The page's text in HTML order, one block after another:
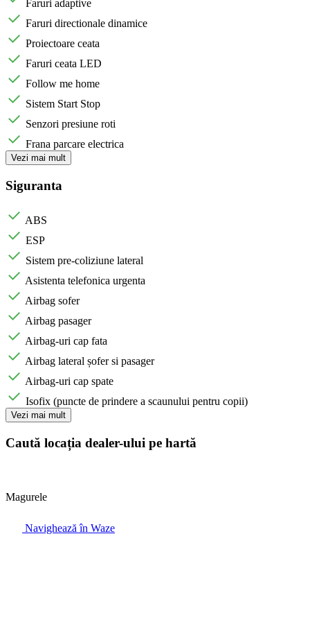
Faruri adaptive
Faruri directionale dinamice
Proiectoare ceata
Faruri ceata LED
Follow me home
Sistem Start Stop
Senzori presiune roti
Frana parcare electrica
Vezi mai mult
Siguranta
ABS
ESP
Sistem pre-coliziune lateral
Asistenta telefonica urgenta
Airbag sofer
Airbag pasager
Airbag-uri cap fata
Airbag lateral șofer si pasager
Airbag-uri cap spate
Isofix (puncte de prindere a scaunului pentru copii)
Vezi mai mult
Caută locația dealer-ului pe hartă
Magurele
Navighează în Waze